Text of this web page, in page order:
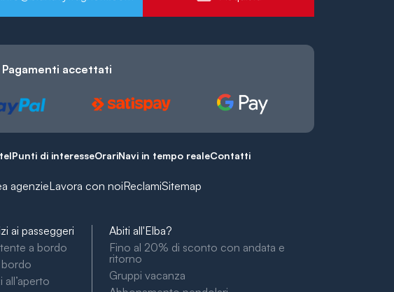
Pagamenti accettati
Punti di interesseOrariNavi in tempo realeContatti
agenzieLavora con noiReclamiSitemap
ai passeggeri
a bordo
bordo
all’aperto
Abiti all'Elba?
Fino al 20% di sconto con andata e
ritorno
Gruppi vacanza